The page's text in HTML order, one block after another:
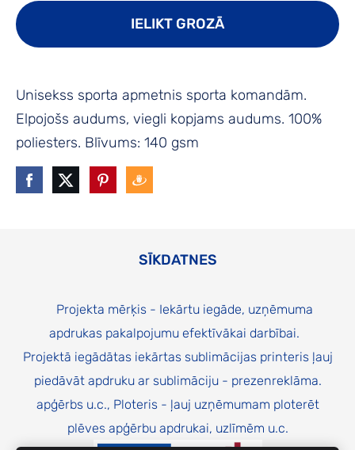
IELIKT GROZĀ
Unisekss sporta apmetnis sporta komandām.
Elpojošs audums, viegli kopjams audums. 100%
poliesters. Blīvums: 140 gsm
SĪKDATNES
Projekta mērķis - Iekārtu iegāde, uzņēmuma
apdrukas pakalpojumu efektīvākai darbībai.
Projektā iegādātas iekārtas sublimācijas printeris ļauj
piedāvāt apdruku ar sublimāciju - prezenreklāma.
apģērbs u.c., Ploteris - ļauj uzņēmumam ploterēt
plēves apģērbu apdrukai, uzlīmēm u.c.